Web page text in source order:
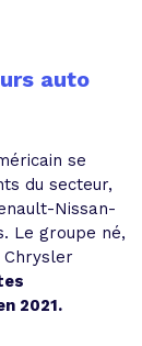
auto
se
du secteur,
Nissan-
Le groupe né,
Chrysler
2021.